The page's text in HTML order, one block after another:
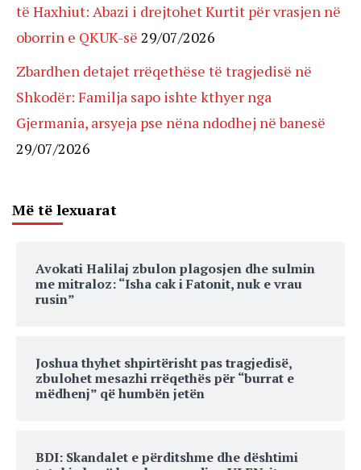
të Haxhiut: Abazi i drejtohet Kurtit për vrasjen në
oborrin e QKUK-së 29/07/2026
Zbardhen detajet rrëqethëse të tragjedisë në
Shkodër: Familja sapo ishte kthyer nga
Gjermania, arsyeja pse nëna ndodhej në banesë
29/07/2026
Më të lexuarat
Avokati Halilaj zbulon plagosjen dhe sulmin
me mitraloz: “Isha cak i Fatonit, nuk e vrau
rusin”
Joshua thyhet shpirtërisht pas tragjedisë,
zbulohet mesazhi rrëqethës për “burrat e
mëdhenj” që humbën jetën
BDI: Skandalet e përditshme dhe dështimi